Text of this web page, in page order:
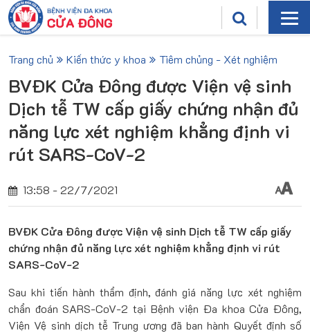
Trang chủ Kiến thức y khoa Tiêm chủng - Xét nghiệm
BVĐK Cửa Đông được Viện vệ sinh
Dịch tễ TW cấp giấy chứng nhận đủ
năng lực xét nghiệm khẳng định vi
rút SARS-CoV-2
13:58 - 22/7/2021
BVĐK Cửa Đông được Viện vệ sinh Dịch tễ TW cấp giấy
chứng nhận đủ năng lực xét nghiệm khẳng định vi rút
SARS-CoV-2
Sau khi tiến hành thẩm định, đánh giá năng lực xét nghiệm
chẩn đoán SARS-CoV-2 tại Bệnh viện Đa khoa Cửa Đông,
Viện Vệ sinh dịch tễ Trung ương đã ban hành Quyết định số